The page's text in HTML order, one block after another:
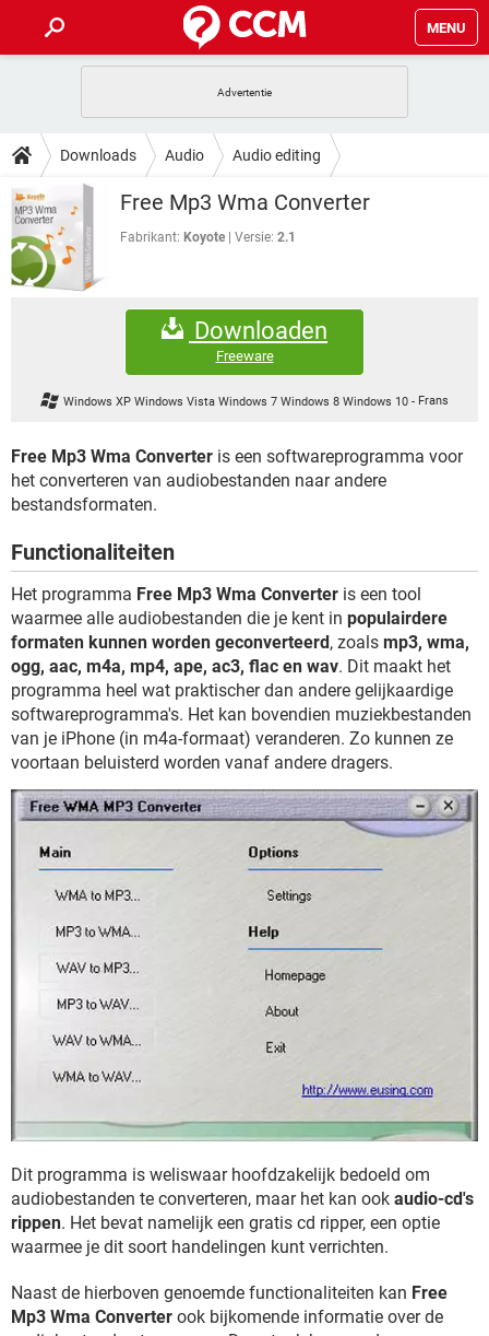
MENU
INSTAGRAM WINDOWS 10
NETFLIX CORONAVIRUS
GRATIS SNAPCHAT
TIKTOK
HOW-TO
VIDEOBELLEN
INSTAGRAM
NETFLIX
GRATIS
DOWNLOADS
VIDEOBELLEN GAMES
INSTAGRAM
CORONAVIRUS
SNAPCHAT
FORUM
VIDEOBELLEN
WINDOWS 10
CORONAVIRUS
GRATIS SNAPCHAT
GAMES
GRATIS SNAPCHAT
TIKTOK
Downloads Audio Audio editing
Free Mp3 Wma Converter
Fabrikant: Koyote Versie: 2.1
Downloaden
Freeware
Windows XP Windows Vista Windows 7 Windows 8 Windows 10 - Frans
Free Mp3 Wma Converter is een softwareprogramma voor
het converteren van audiobestanden naar andere
bestandsformaten.
Functionaliteiten
Het programma Free Mp3 Wma Converter is een tool
waarmee alle audiobestanden die je kent in populairdere
formaten kunnen worden geconverteerd, zoals mp3, wma,
ogg, aac, m4a, mp4, ape, ac3, flac en wav. Dit maakt het
programma heel wat praktischer dan andere gelijkaardige
softwareprogramma's. Het kan bovendien muziekbestanden
van je iPhone (in m4a-formaat) veranderen. Zo kunnen ze
voortaan beluisterd worden vanaf andere dragers.
Dit programma is weliswaar hoofdzakelijk bedoeld om
audiobestanden te converteren, maar het kan ook audio-cd's
rippen. Het bevat namelijk een gratis cd ripper, een optie
waarmee je dit soort handelingen kunt verrichten.
Naast de hierboven genoemde functionaliteiten kan Free
Mp3 Wma Converter ook bijkomende informatie over de